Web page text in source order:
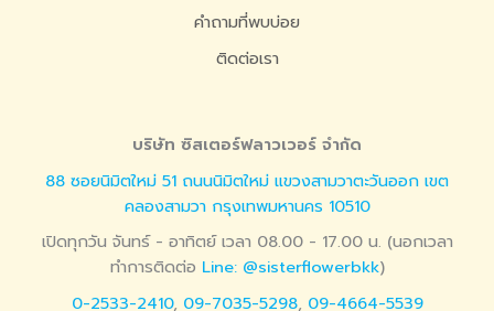
คำถามที่พบบ่อย
ติดต่อเรา
บริษัท ซิสเตอร์ฟลาวเวอร์ จำกัด
88 ซอยนิมิตใหม่ 51 ถนนนิมิตใหม่ แขวงสามวาตะวันออก เขต
คลองสามวา กรุงเทพมหานคร 10510
เปิดทุกวัน จันทร์ - อาทิตย์ เวลา 08.00 - 17.00 น. (นอกเวลา
ทำการติดต่อ Line: @sisterflowerbkk)
0-2533-2410, 09-7035-5298, 09-4664-5539